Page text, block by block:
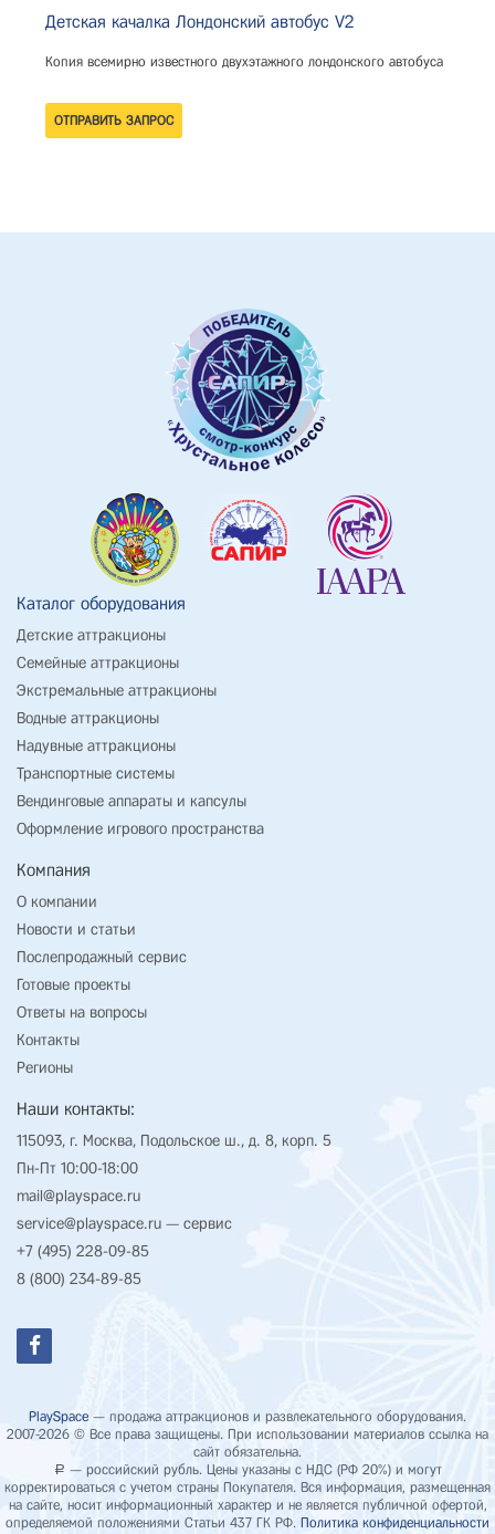
Детская качалка Лондонский автобус V2
Копия всемирно известного двухэтажного лондонского автобуса
Каталог оборудования
Детские аттракционы
Семейные аттракционы
Экстремальные аттракционы
Водные аттракционы
Надувные аттракционы
Транспортные системы
Вендинговые аппараты и капсулы
Оформление игрового пространства
Компания
О компании
Новости и статьи
Послепродажный сервис
Готовые проекты
Ответы на вопросы
Контакты
Регионы
Наши контакты:
115093, г. Москва, Подольское ш., д. 8, корп. 5
Пн-Пт 10:00-18:00
mail@playspace.ru
service@playspace.ru — сервис
+7 (495) 228-09-85
8 (800) 234-89-85
PlaySpace — продажа аттракционов и развлекательного оборудования.
2007-2026 © Все права защищены. При использовании материалов ссылка на
сайт обязательна.
Р — российский рубль. Цены указаны с НДС (РФ 20%) и могут
корректироваться с учетом страны Покупателя. Вся информация, размещенная
на сайте, носит информационный характер и не является публичной офертой,
определяемой положениями Статьи 437 ГК РФ. Политика конфиденциальности